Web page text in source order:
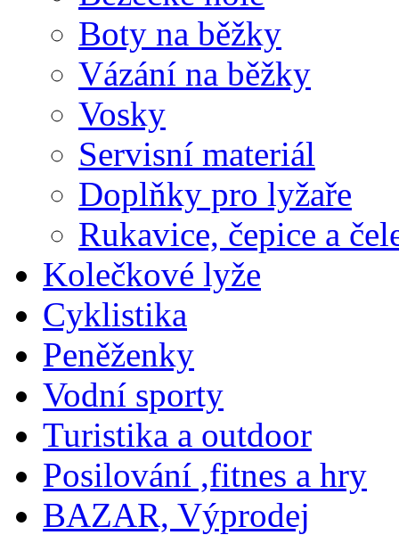
Boty na běžky
Vázání na běžky
Vosky
Servisní materiál
Doplňky pro lyžaře
Rukavice, čepice a
Kolečkové lyže
Cyklistika
Peněženky
Vodní sporty
Turistika a outdoor
Posilování ,fitnes a hry
BAZAR, Výprodej